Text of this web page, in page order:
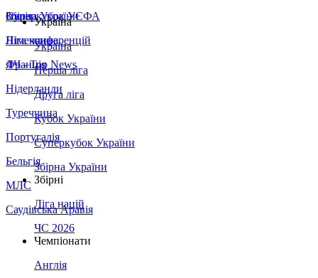
Збірна України
Італія
Німеччина
Франція
Нідерланди
Туреччина
Португалія
Бельгія
МЛС
Саудівська Аравія
Суперкубок УЄФА
Ліга конференцій
ЛЧ - Top News
Україна
Україна
Перша ліга
Друга ліга
Кубок України
Суперкубок України
Збірна України
Збірні
Ліга націй
ЧС 2026
Чемпіонати
Англія